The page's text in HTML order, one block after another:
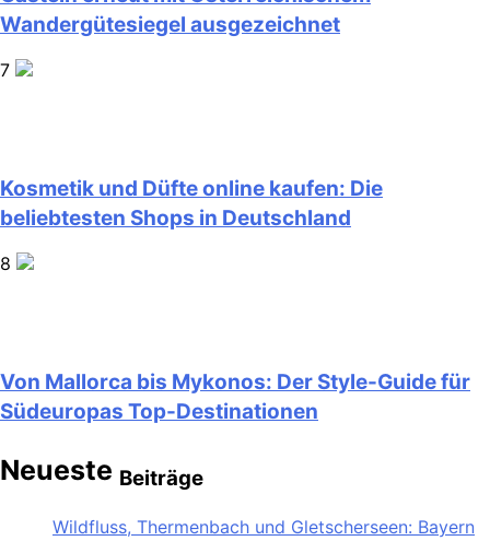
Wandergütesiegel ausgezeichnet
7
Kosmetik und Düfte online kaufen: Die
beliebtesten Shops in Deutschland
8
Von Mallorca bis Mykonos: Der Style-Guide für
Südeuropas Top-Destinationen
Neueste Beiträge
Wildfluss, Thermenbach und Gletscherseen: Bayern